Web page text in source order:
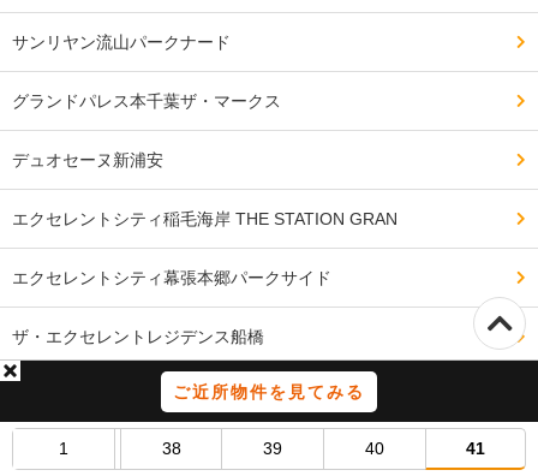
ご近所物件を見てみる
1 38 39 40 41
サンリヤン流山パークナード
グランドパレス本千葉ザ・マークス
デュオセーヌ新浦安
エクセレントシティ稲毛海岸 THE STATION GRAN
エクセレントシティ幕張本郷パークサイド
ザ・エクセレントレジデンス船橋
お問い合わせ ご案内 会社概要
広告掲載
利用規約
プライバシーポリシー